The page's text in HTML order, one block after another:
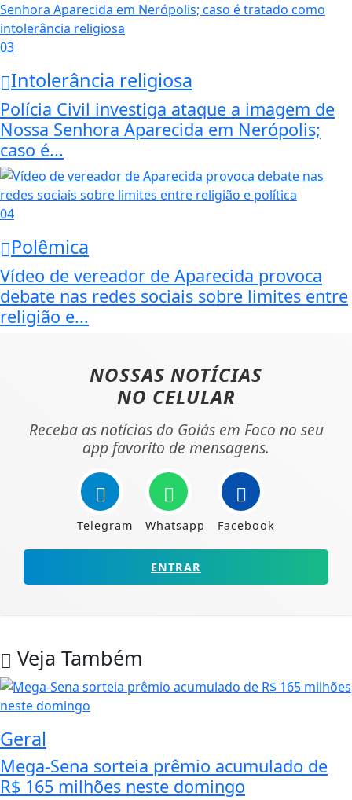
03
Intolerância religiosa
Polícia Civil investiga ataque a imagem de
Nossa Senhora Aparecida em Nerópolis;
caso é...
04
Polêmica
Vídeo de vereador de Aparecida provoca
debate nas redes sociais sobre limites entre
religião e...
NOSSAS NOTÍCIAS
NO CELULAR
Receba as notícias do Goiás em Foco no seu
app favorito de mensagens.
Telegram Whatsapp Facebook
ENTRAR
Veja Também
Geral
Mega-Sena sorteia prêmio acumulado de
R$ 165 milhões neste domingo